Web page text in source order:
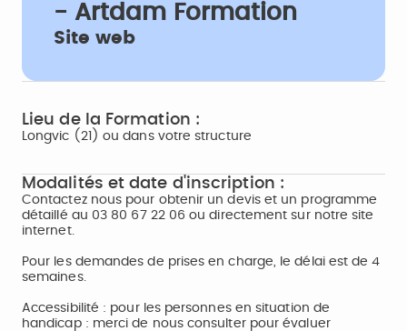
- Artdam Formation
Site web
Lieu de la Formation :
Longvic (21) ou dans votre structure
Modalités et date d'inscription :
Contactez nous pour obtenir un devis et un programme
détaillé au 03 80 67 22 06 ou directement sur notre site
internet.
Pour les demandes de prises en charge, le délai est de 4
semaines.
Accessibilité : pour les personnes en situation de
handicap : merci de nous consulter pour évaluer